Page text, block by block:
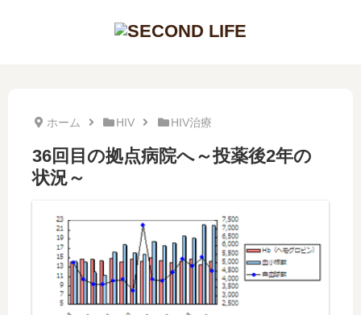
ホーム HIV HIV治療
36回目の拠点病院へ～投薬後2年の
状況～